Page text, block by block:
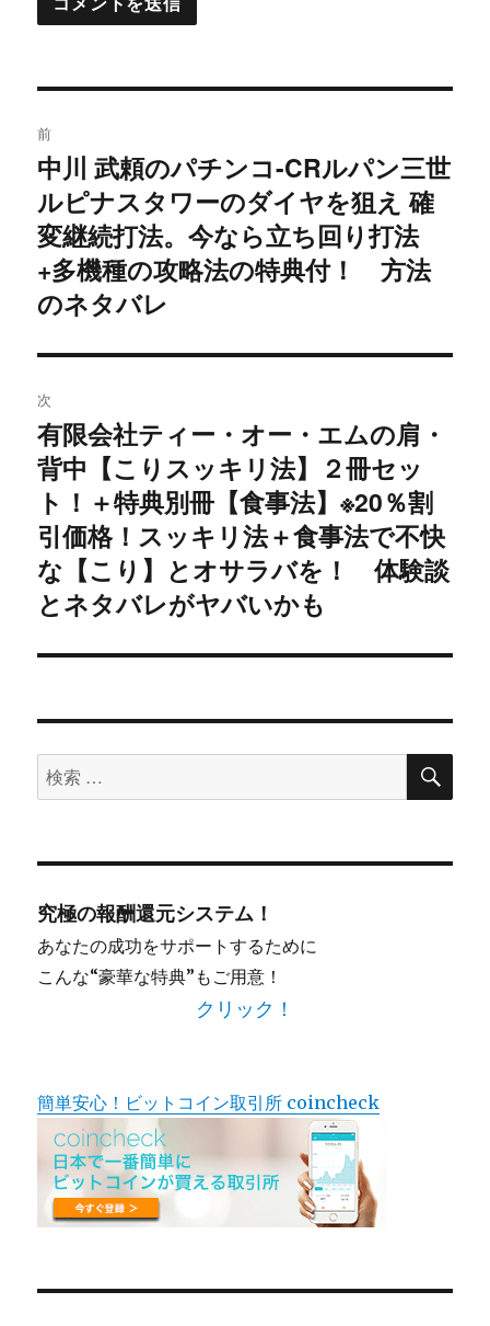
稿
ナ
ビ
ゲ
ー
シ
ョ
ン
前
過
去
の
稿:
中川 武頼のパチンコ-CRルパン三世
ルピナスタワーのダイヤを狙え 確
変継続打法。今なら立ち回り打法
+多機種の攻略法の特典付！ 方法
のネタバレ
次
次
の
投
稿:
有限会社ティー・オー・エムの肩・
背中【こりスッキリ法】２冊セッ
ト！＋特典別冊【食事法】※20％割
引価格！スッキリ法＋食事法で不快
な【こり】とオサラバを！ 体験談
とネタバレがヤバいかも
検
索
象:
検
究極の報酬還元システム！
あなたの成功をサポートするために
こんな“豪華な特典”もご用意！
クリック！
簡単安心！ビットコイン取引所 coincheck